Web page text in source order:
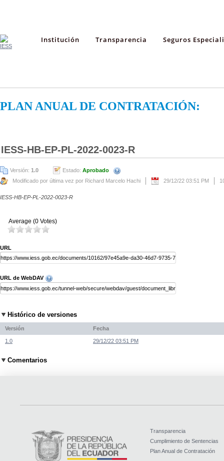
Institución Transparencia Seguros
PLAN ANUAL DE CONTRATACIÓN:
IESS-HB-EP-PL-2022-0023-R
Versión: 1.0 Estado: Aprobado
Modificado por última vez por Richard Marcelo Hachi
29/12/22 03:51 PM
IESS-HB-EP-PL-2022-0023-R
Average (0 Votes)
URL
URL de WebDAV
Histórico de versiones
Versión Fecha
1.0 29/12/22 03:51 PM
Comentarios
Transparencia
Cumplimiento de Sentencias
Plan Anual de Contratación